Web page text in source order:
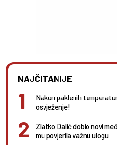
NAJČITANIJE
Nakon paklenih
osvježenje!
Zlatko Dalić dobio novi
mu povjerila važnu ulogu